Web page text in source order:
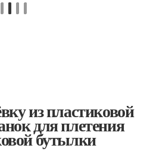
из пластиковой
для плетения
бутылки